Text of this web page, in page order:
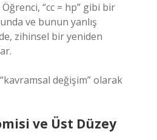
“cc = hp” gibi bir
ve bunun yanlış
zihinsel bir yeniden
değişim” olarak
ve Üst Düzey